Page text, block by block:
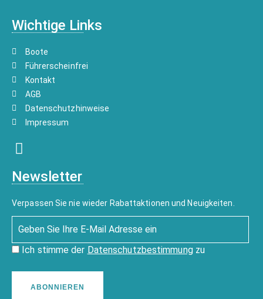
Wichtige Links
Boote
Führerscheinfrei
Kontakt
AGB
Datenschutzhinweise
Impressum
Newsletter
Verpassen Sie nie wieder Rabattaktionen und Neuigkeiten.
Ich stimme der Datenschutzbestimmungzu
ABONNIEREN